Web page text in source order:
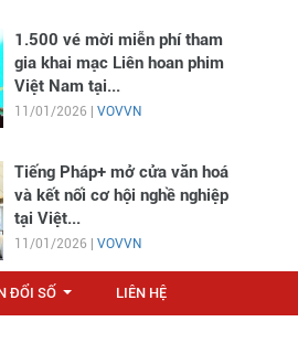
1.500 vé mời miễn phí tham
gia khai mạc Liên hoan phim
Việt Nam tại...
11/01/2026 | VOVVN
Tiếng Pháp+ mở cửa văn hoá
và kết nối cơ hội nghề nghiệp
tại Việt...
11/01/2026 | VOVVN
ĐỔI SỐ LIÊN HỆ